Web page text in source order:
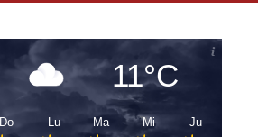
11°C
Do Lu Ma Mi Ju